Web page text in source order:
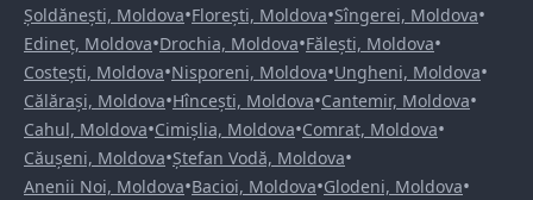
Șoldănești, Moldova•Florești, Moldova•Sîngerei, Moldova•
Edineț, Moldova•Drochia, Moldova•Fălești, Moldova•
Costești, Moldova•Nisporeni, Moldova•Ungheni, Moldova•
Călărași, Moldova•Hîncești, Moldova•Cantemir, Moldova•
Cahul, Moldova•Cimișlia, Moldova•Comrat, Moldova•
Căușeni, Moldova•Ștefan Vodă, Moldova•
Anenii Noi, Moldova•Bacioi, Moldova•Glodeni, Moldova•